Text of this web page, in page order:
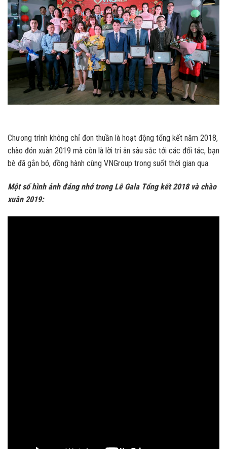
Chương trình không chỉ đơn thuần là hoạt động tổng kết năm 2018,
chào đón xuân 2019 mà còn là lời tri ân sâu sắc tới các đối tác, bạn
bè đã gắn bó, đồng hành cùng VNGroup trong suốt thời gian qua.
Một số hình ảnh đáng nhớ trong Lễ Gala Tổng kết 2018 và chào
xuân 2019: